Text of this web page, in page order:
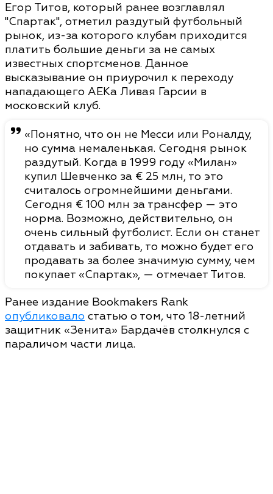
Егор Титов, который ранее возглавлял
"Спартак", отметил раздутый футбольный
рынок, из-за которого клубам приходится
платить большие деньги за не самых
известных спортсменов. Данное
высказывание он приурочил к переходу
нападающего АЕКа Ливая Гарсии в
московский клуб.
«Понятно, что он не Месси или Роналду,
но сумма немаленькая. Сегодня рынок
раздутый. Когда в 1999 году «Милан»
купил Шевченко за € 25 млн, то это
считалось огромнейшими деньгами.
Сегодня € 100 млн за трансфер — это
норма. Возможно, действительно, он
очень сильный футболист. Если он станет
отдавать и забивать, то можно будет его
продавать за более значимую сумму, чем
покупает «Спартак», — отмечает Титов.
Ранее издание Bookmakers Rank
опубликовало статью о том, что 18-летний
защитник «Зенита» Бардачёв столкнулся с
параличом части лица.